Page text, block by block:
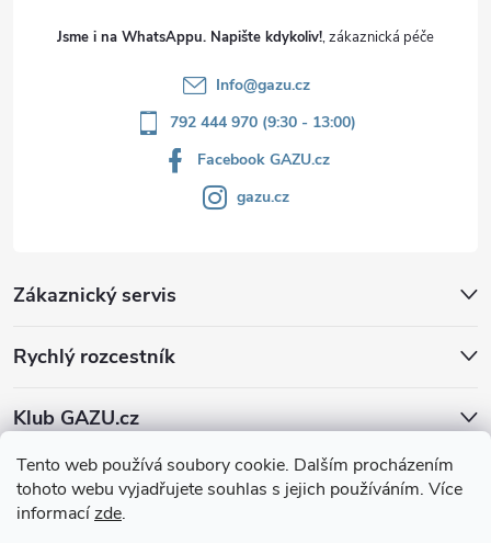
Tento web používá soubory cookie. Dalším procházením
tohoto webu vyjadřujete souhlas s jejich používáním. Více
informacízde.
Jsme i na WhatsAppu. Napište kdykoliv!
Info@gazu.cz
792 444 970 (9:30 - 13:00)
Facebook GAZU.cz
gazu.cz
Zákaznický servis
Rychlý rozcestník
Klub GAZU.cz